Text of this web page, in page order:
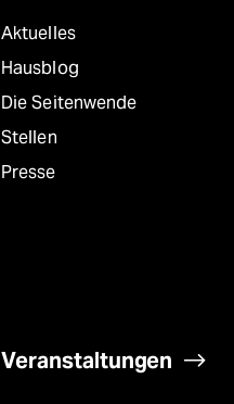
Aktuelles
Hausblog
Die Seitenwende
Stellen
Presse
Veranstaltungen